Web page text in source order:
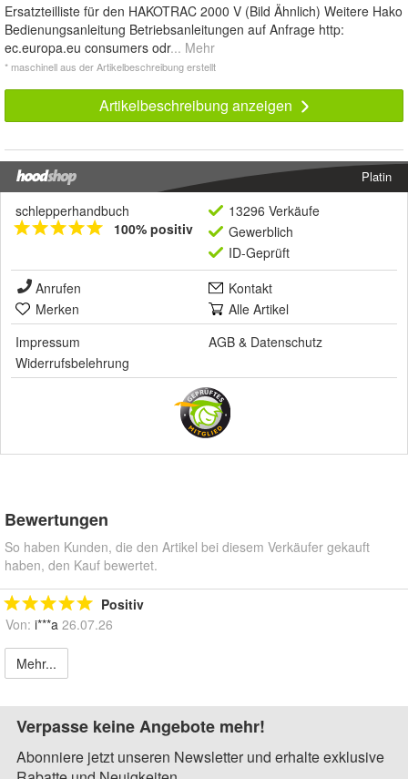
Ersatzteilliste für den HAKOTRAC 2000 V (Bild Ähnlich) Weitere Hako
Bedienungsanleitung Betriebsanleitungen auf Anfrage http:
ec.europa.eu consumers odr... Mehr
* maschinell aus der Artikelbeschreibung erstellt
Artikelbeschreibung anzeigen
Platin
schlepperhandbuch
100% positiv
13296 Verkäufe
Gewerblich
ID-Geprüft
Anrufen
Kontakt
Merken
Alle Artikel
Impressum
AGB & Datenschutz
Widerrufsbelehrung
Bewertungen
So haben Kunden, die den Artikel bei diesem Verkäufer gekauft
haben, den Kauf bewertet.
Positiv
Von: i***a 26.07.26
Mehr...
Verpasse keine Angebote mehr!
Abonniere jetzt unseren Newsletter und erhalte exklusive